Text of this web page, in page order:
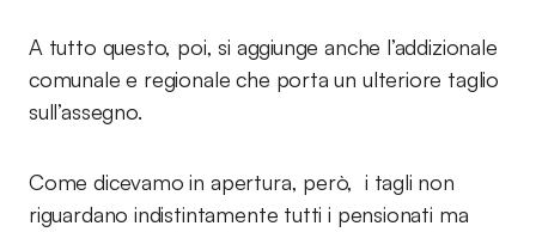
A tutto questo, poi, si aggiunge anche l’addizionale
comunale e regionale che porta un ulteriore taglio
sull’assegno.
Come dicevamo in apertura, però, i tagli non
riguardano indistintamente tutti i pensionati ma